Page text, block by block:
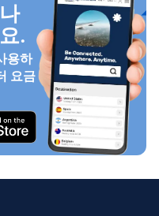
.
용하
요금